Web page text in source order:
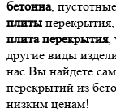
бетонна,
плиты
плита перекрытия,
другие виды
нас Вы найдете
перекрытий из
низким ценам!